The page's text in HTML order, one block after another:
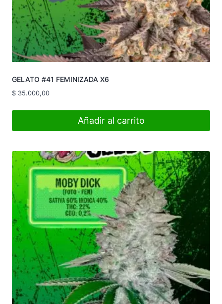
GELATO #41 FEMINIZADA X6
$ 35.000,00
Añadir al carrito